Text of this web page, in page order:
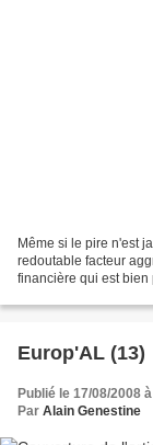
Même si le pire n'est
redoutable facteur
financière qui est bien
Europ'AL (13)
Publié le 17/08/2008
Par Alain Genestine